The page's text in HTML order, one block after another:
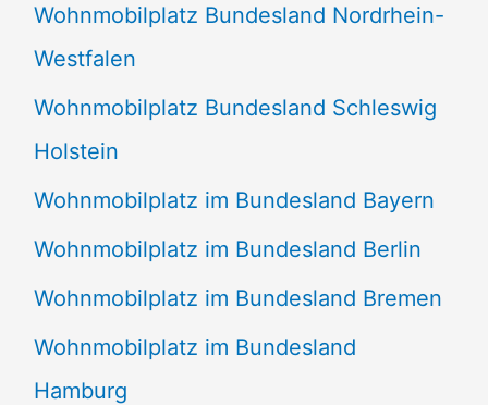
Wohnmobilplatz Bundesland Nordrhein-
Westfalen
Wohnmobilplatz Bundesland Schleswig
Holstein
Wohnmobilplatz im Bundesland Bayern
Wohnmobilplatz im Bundesland Berlin
Wohnmobilplatz im Bundesland Bremen
Wohnmobilplatz im Bundesland
Hamburg